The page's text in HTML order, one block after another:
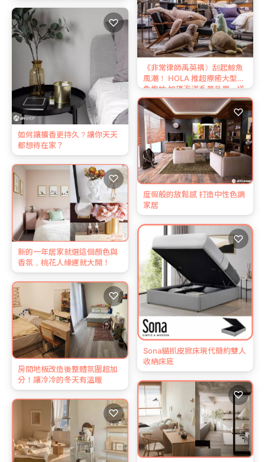
《非常律師禹英禑》刮起鯨魚
風潮！ HOLA 推超療癒大型鯨
魚抱枕 加碼海洋系單品買一送
一
度假般的放鬆感 打造中性色調
家居
♡
如何讓擴香更持久？讓你天天
都想待在家？
♡
Sona貓抓皮掀床現代簡約雙人
收納床底
♡
新的一年居家就選這個顏色與
香氛，桃花人緣運就大開！
♡
♡
房間地板改造後整體氛圍超加
分！讓冷冷的冬天有溫暖
♡
♡